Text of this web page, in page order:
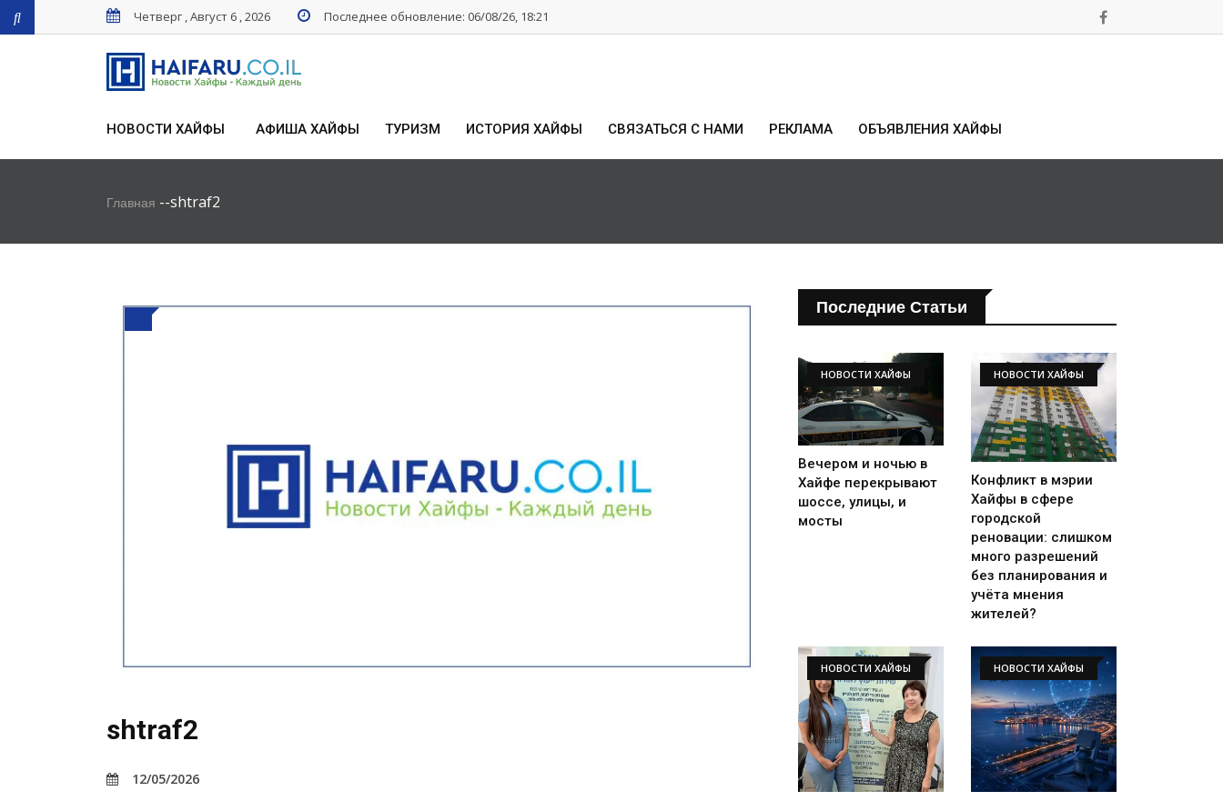
Четверг , Август 6 , 2026 Последнее обновление: 06/08/26, 18:21
НОВОСТИ ХАЙФЫ АФИША ХАЙФЫ ТУРИЗМ ИСТОРИЯ ХАЙФЫ СВЯЗАТЬСЯ С НАМИ РЕКЛАМА ОБЪЯВЛЕНИЯ ХАЙФЫ
Главная --shtraf2
shtraf2
12/05/2026
Последние Статьи
НОВОСТИ ХАЙФЫ
Вечером и ночью в
Хайфе перекрывают
шоссе, улицы, и
мосты
НОВОСТИ ХАЙФЫ
Конфликт в мэрии
Хайфы в сфере
городской
реновации: слишком
много разрешений
без планирования и
учёта мнения
жителей?
НОВОСТИ ХАЙФЫ НОВОСТИ ХАЙФЫ